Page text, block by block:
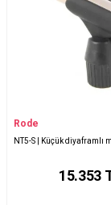
Rode
NT5-S | Küçük diyaframlı
15.353